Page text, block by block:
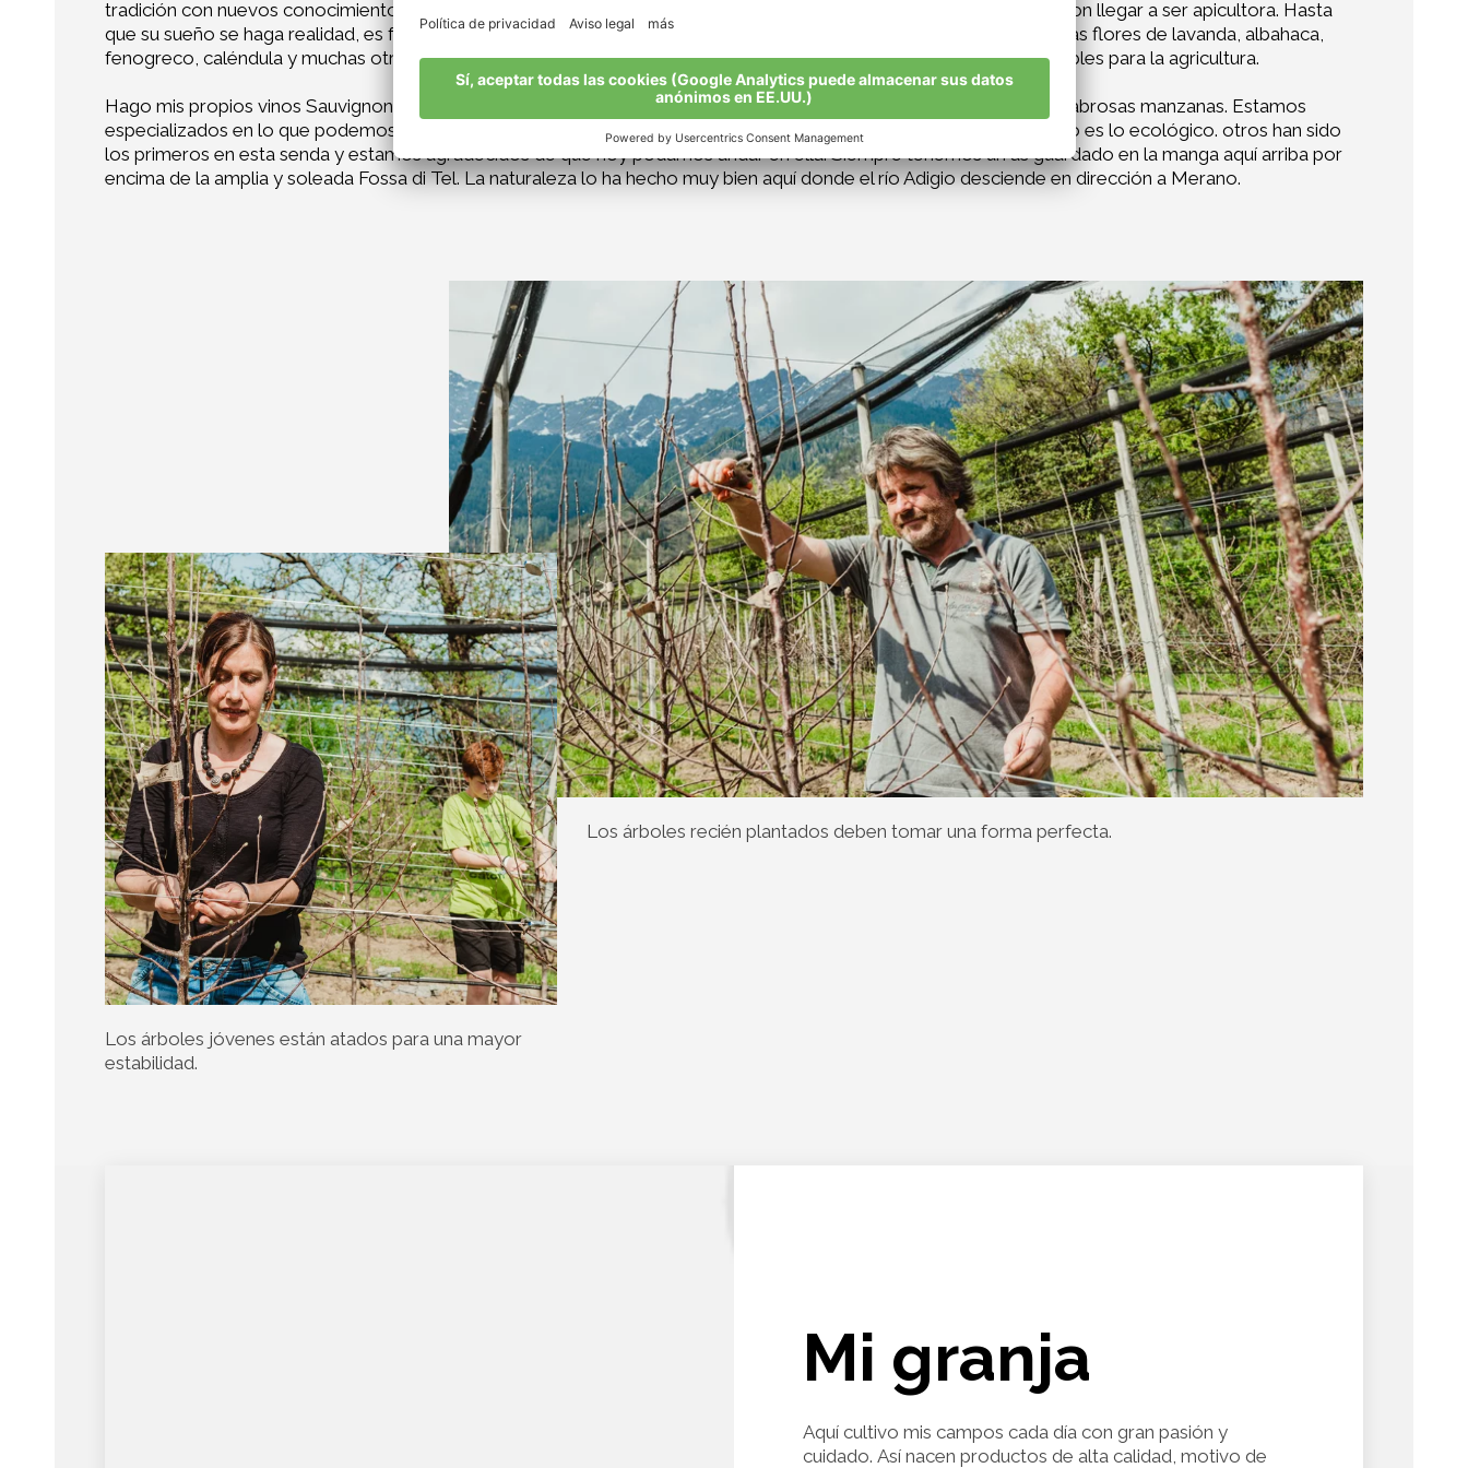
tradición con nuevos conocimientos y nos hemos contagiado mutuamente el amor a la naturaleza. Mi mujer sueña con llegar a ser apicultora. Hasta
que su sueño se haga realidad, es feliz atrayendo a muchas abejas diligentes con su pasión por las flores y hierbas. Las flores de lavanda, albahaca,
fenogreco, caléndula y muchas otras plantas son como imanes para las abejas que son, sin ninguna duda, indispensables para la agricultura.
Hago mis propios vinos Sauvignon y Cabernet, mientras que la cooperativa se encarga de almacenar y vender mis sabrosas manzanas. Estamos
especializados en lo que podemos hacer mejor y en lo que estamos convencidos. Para nosotros, el camino correcto es lo ecológico. otros han sido
los primeros en esta senda y estamos agradecidos de que hoy podamos andar en ella. Siempre tenemos un as guardado en la manga aquí arriba por
encima de la amplia y soleada Fossa di Tel. La naturaleza lo ha hecho muy bien aquí donde el río Adigio desciende en dirección a Merano.
Los árboles recién plantados deben tomar una forma perfecta.
Los árboles jóvenes están atados para una mayor
estabilidad.
Mi granja
Aquí cultivo mis campos cada día con gran pasión y
cuidado. Así nacen productos de alta calidad, motivo de